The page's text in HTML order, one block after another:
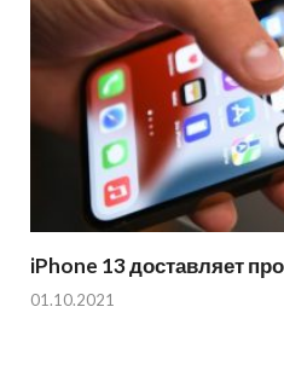
iPhone 13 доставляет
01.10.2021